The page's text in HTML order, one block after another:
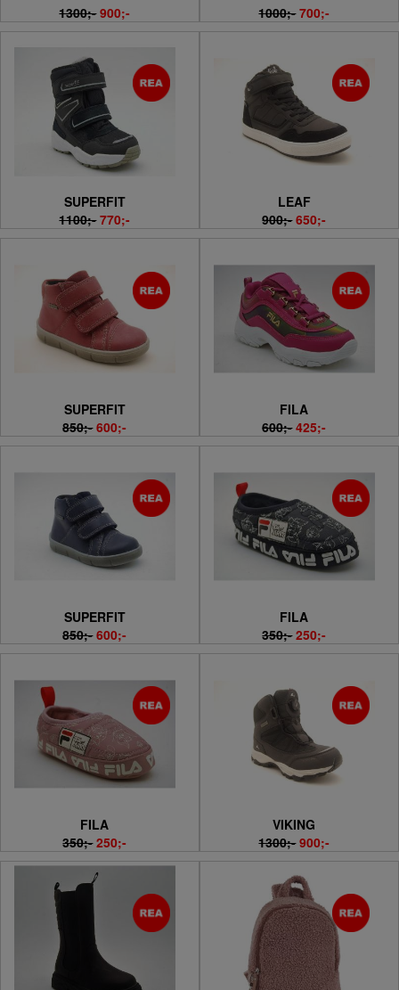
1300;- 900;-
1000;- 700;-
SUPERFIT
1100;- 770;-
LEAF
900;- 650;-
SUPERFIT
850;- 600;-
FILA
600;- 425;-
SUPERFIT
850;- 600;-
FILA
350;- 250;-
FILA
350;- 250;-
VIKING
1300;- 900;-